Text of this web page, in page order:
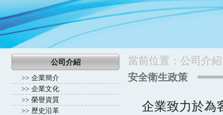
公司介紹
>> 企業簡介
>> 企業文化
>> 榮譽資質
>> 歷史沿革
當前位置： 公司介紹
安全衛生政策
企業致力於為